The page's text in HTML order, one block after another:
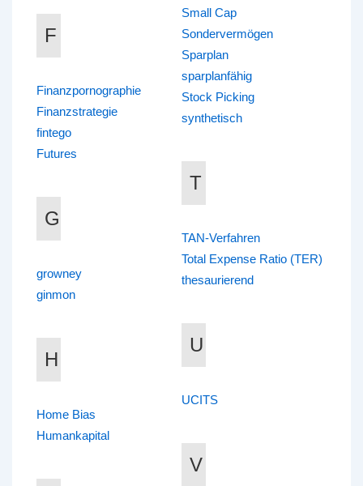
F
Finanzpornographie
Finanzstrategie
fintego
Futures
G
growney
ginmon
H
Home Bias
Humankapital
Small Cap
Sondervermögen
Sparplan
sparplanfähig
Stock Picking
synthetisch
T
TAN-Verfahren
Total Expense Ratio (TER)
thesaurierend
U
UCITS
V